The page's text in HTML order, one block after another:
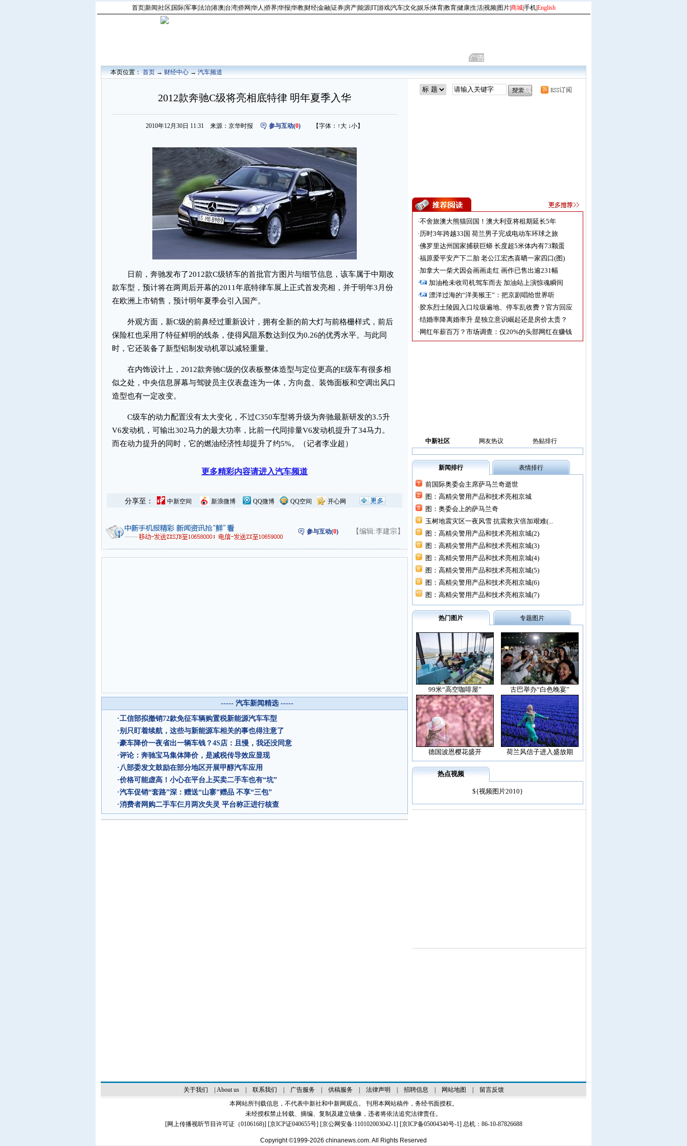
首页|新闻 社区 国际|军事|法治|港澳 台湾|侨网 华人 侨界|华报 华教| 财经|金融|证券| 房产|能源|IT|游戏|汽车|文化|娱乐|体育|教育|健康|生活|视频| 图片|商城|手机|English
本页位置：首页→财经中心→汽车频道
2012款奔驰C级将亮相底特律 明年夏季入华
2010年12月30日 11:31 来源：京华时报 参与互动(0) 【字体： ↑大 ↓小】
日前，奔驰发布了2012款C级轿车的首批官方图片与细节信息，该车属于中期改
款车型，预计将在两周后开幕的2011年底特律车展上正式首发亮相，并于明年3月份
在欧洲上市销售，预计明年夏季会引入国产。
外观方面，新C级的前鼻经过重新设计，拥有全新的前大灯与前格栅样式，前后
保险杠也采用了特征鲜明的线条，使得风阻系数达到仅为0.26的优秀水平。与此同
时，它还装备了新型铝制发动机罩以减轻重量。
在内饰设计上，2012款奔驰C级的仪表板整体造型与定位更高的E级车有很多相
似之处，中央信息屏幕与驾驶员主仪表盘连为一体，方向盘、装饰面板和空调出风口
造型也有一定改变。
C级车的动力配置没有太大变化，不过C350车型将升级为奔驰最新研发的3.5升
V6发动机，可输出302马力的最大功率，比前一代同排量V6发动机提升了34马力。
而在动力提升的同时，它的燃油经济性却提升了约5%。（记者李业超）
更多精彩内容请进入汽车频道
开心网
QQ空间
QQ微博
新浪微博
中新空间
分享至：
参与互动(0) 【编辑:李建宗】
----- 汽车新闻精选 -----
·工信部拟撤销72款免征车辆购置税新能源汽车车型
·别只盯着续航，这些与新能源车相关的事也得注意了
·豪车降价一夜省出一辆车钱？4S店：且慢，我还没同意
·评论：奔驰宝马集体降价，是减税传导效应显现
·八部委发文鼓励在部分地区开展甲醇汽车应用
·价格可能虚高！小心在平台上买卖二手车也有“坑”
·汽车促销“套路”深：赠送“山寨”赠品 不享“三包”
·消费者网购二手车仨月两次失灵 平台称正进行核查
·不舍旅澳大熊猫回国！澳大利亚将租期延长5年
·历时3年跨越33国 荷兰男子完成电动车环球之旅
·佛罗里达州国家捕获巨蟒 长度超5米体内有73颗蛋
·福原爱平安产下二胎 老公江宏杰喜晒一家四口(图)
·加拿大一柴犬因会画画走红 画作已售出逾231幅
·
加油枪未收司机驾车而去 加油站上演惊魂瞬间
·
漂洋过海的“洋美猴王”：把京剧唱给世界听
·胶东烈士陵园入口垃圾遍地、停车乱收费？官方回应
·结婚率降离婚率升 是独立意识崛起还是房价太贵？
· 网红年薪百万？市场调查：仅20%的头部网红在赚钱
中新社区 网友热议 热贴排行
新闻排行 表情排行
前国际奥委会主席萨马兰奇逝世
图：高精尖警用产品和技术亮相京城
图：奥委会上的萨马兰奇
玉树地震灾区一夜风雪 抗震救灾倍加艰难(...
图：高精尖警用产品和技术亮相京城(2)
图：高精尖警用产品和技术亮相京城(3)
图：高精尖警用产品和技术亮相京城(4)
图：高精尖警用产品和技术亮相京城(5)
图：高精尖警用产品和技术亮相京城(6)
图：高精尖警用产品和技术亮相京城(7)
热门图片 专题图片
99米“高空咖啡屋” 古巴举办“白色晚宴”
德国波恩樱花盛开 荷兰风信子进入盛放期
热点视频
${视频图片2010}
关于我们 About us| 联系我们 广告服务| 供稿服务| 法律声明 招聘信息 网站地图
留言反馈
本网站所刊载信息，不代表中新社和中新网观点。 刊用本网站稿件，务经书面授权。
未经授权禁止转载、摘编、复制及建立镜像，违者将依法追究法律责任。
[网上传播视听节目许可证（0106168)] [京ICP证040655号] [京公网安备:110102003042-1] [京ICP备05004340号-1] 总机：86-10-87826688
Copyright ©1999-2026 chinanews.com. All Rights Reserved